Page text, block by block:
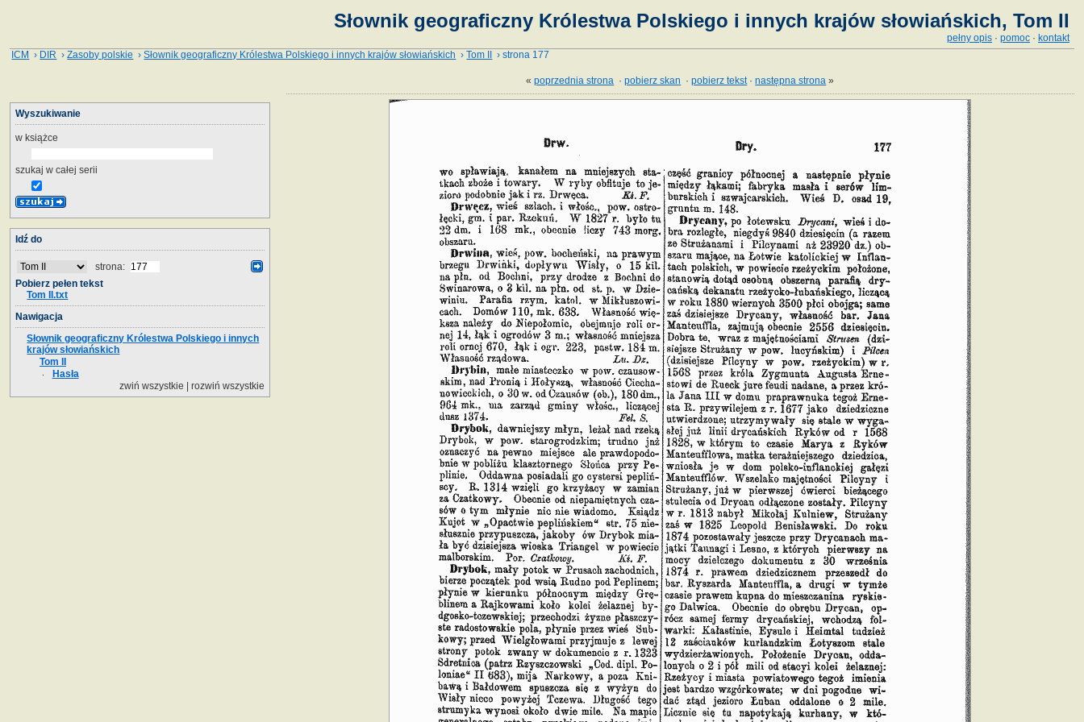
Słownik geograficzny Królestwa Polskiego i innych krajów słowiańskich, Tom II
pełny opis · pomoc · kontakt
ICM › DIR ›Zasoby polskie ›Słownik geograficzny Królestwa Polskiego i innych krajów słowiańskich ›Tom II › strona 177
«poprzednia strona ·pobierz skan ·pobierz tekst·następna strona »
Wyszukiwanie
w książce
szukaj w całej serii
Idź do
strona:
Pobierz pełen tekst
Tom II.txt
Nawigacja
Słownik geograficzny Królestwa Polskiego i innych
krajów słowiańskich
Tom II
Hasła
zwiń wszystkie |rozwiń wszystkie